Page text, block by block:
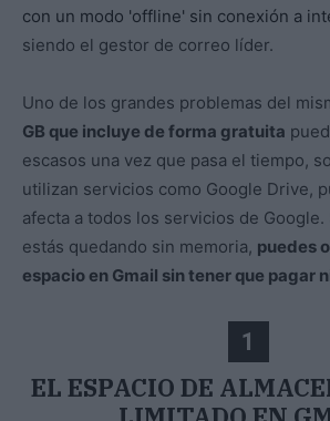
con un modo 'offline' sin conexión a
siendo el gestor de correo líder.
Uno de los grandes problemas del
GB que incluye de forma gratuita
escasos una vez que pasa el tiempo,
utilizan servicios como Google Drive,
afecta a todos los servicios de
estás quedando sin memoria, puedes
espacio en Gmail sin tener que pagar
1
EL ESPACIO DE